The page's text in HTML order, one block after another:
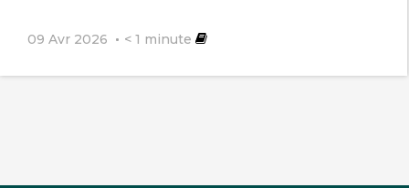
09 Avr 2026 < 1 minute